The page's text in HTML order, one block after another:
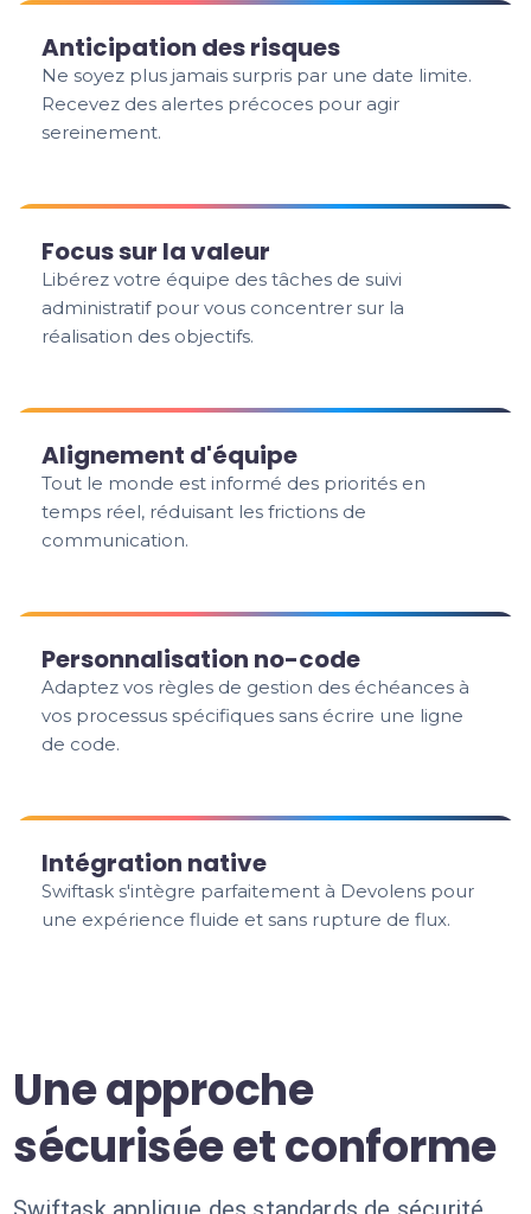
Anticipation des risques
Ne soyez plus jamais surpris par une date limite.
Recevez des alertes précoces pour agir
sereinement.
Focus sur la valeur
Libérez votre équipe des tâches de suivi
administratif pour vous concentrer sur la
réalisation des objectifs.
Alignement d'équipe
Tout le monde est informé des priorités en
temps réel, réduisant les frictions de
communication.
Personnalisation no-code
Adaptez vos règles de gestion des échéances à
vos processus spécifiques sans écrire une ligne
de code.
Intégration native
Swiftask s'intègre parfaitement à Devolens pour
une expérience fluide et sans rupture de flux.
Une approche
sécurisée et conforme